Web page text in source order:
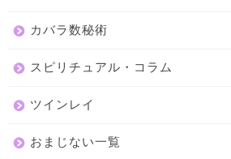
カバラ数秘術
スピリチュアル・コラム
ツインレイ
おまじない一覧